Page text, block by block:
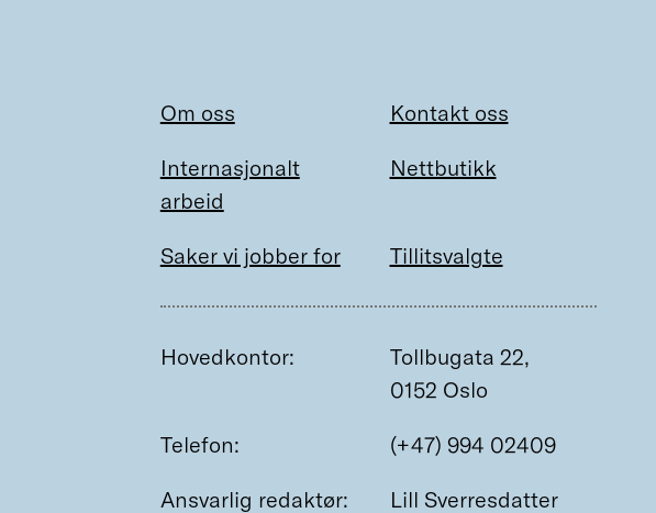
Om oss
Kontakt oss
Internasjonalt
arbeid
Nettbutikk
Saker vi jobber for Tillitsvalgte
Hovedkontor:
Tollbugata 22,
0152 Oslo
Telefon:
(+47) 994 02409
Ansvarlig redaktør:
Lill Sverresdatter